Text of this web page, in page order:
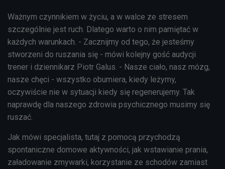
Ważnym czynnikiem w życiu, a w walce ze stresem
szczególnie jest ruch. Dlatego warto o nim pamiętać w
każdych warunkach. - Zacznijmy od tego, że jesteśmy
stworzeni do ruszania się - mówi kolejny gość audycji
trener i dziennikarz Piotr Galus. - Nasze ciało, nasz mózg,
nasze chęci - wszystko obumiera, kiedy leżymy,
oczywiście nie w sytuacji kiedy się regenerujemy. Tak
naprawdę dla naszego zdrowia psychicznego musimy się
ruszać.
Jak mówi specjalista, tutaj z pomocą przychodzą
spontaniczne domowe aktywności, jak wstawianie prania,
załadowanie zmywarki, korzystanie ze schodów zamiast